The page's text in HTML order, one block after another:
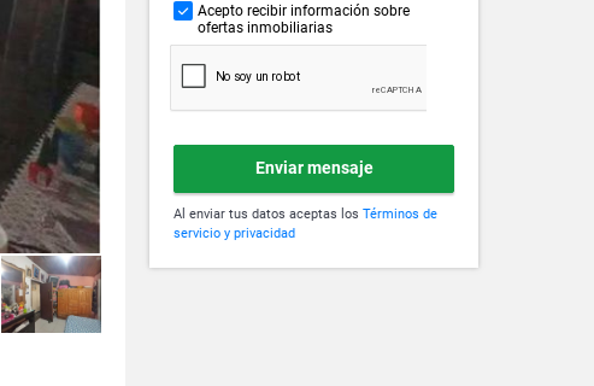
Acepto recibir información sobre
ofertas inmobiliarias
Enviar mensaje
Al enviar tus datos aceptas los Términos de
servicio y privacidad